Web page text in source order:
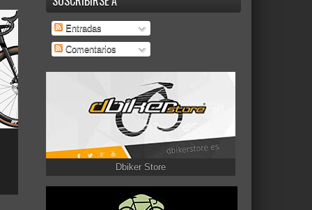
Entradas
Comentarios
Dbiker Store